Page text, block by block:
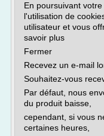
En poursuivant
l'utilisation de
utilisateur et vous
savoir plus
Fermer
Recevez un e-mail
Souhaitez-vous
Par défaut, nous
du produit baisse,
cependant, si vous
certaines heures,